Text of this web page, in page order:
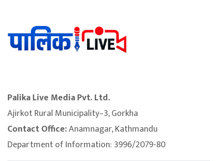
Palika Live Media Pvt. Ltd.
Ajirkot Rural Municipality–3, Gorkha
Contact Office:Anamnagar, Kathmandu
Department of Information: 3996/2079-80